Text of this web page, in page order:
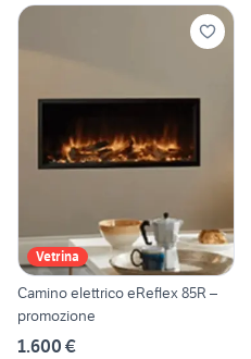
Vetrina
Camino elettrico eReflex 85R –
promozione
1.600 €